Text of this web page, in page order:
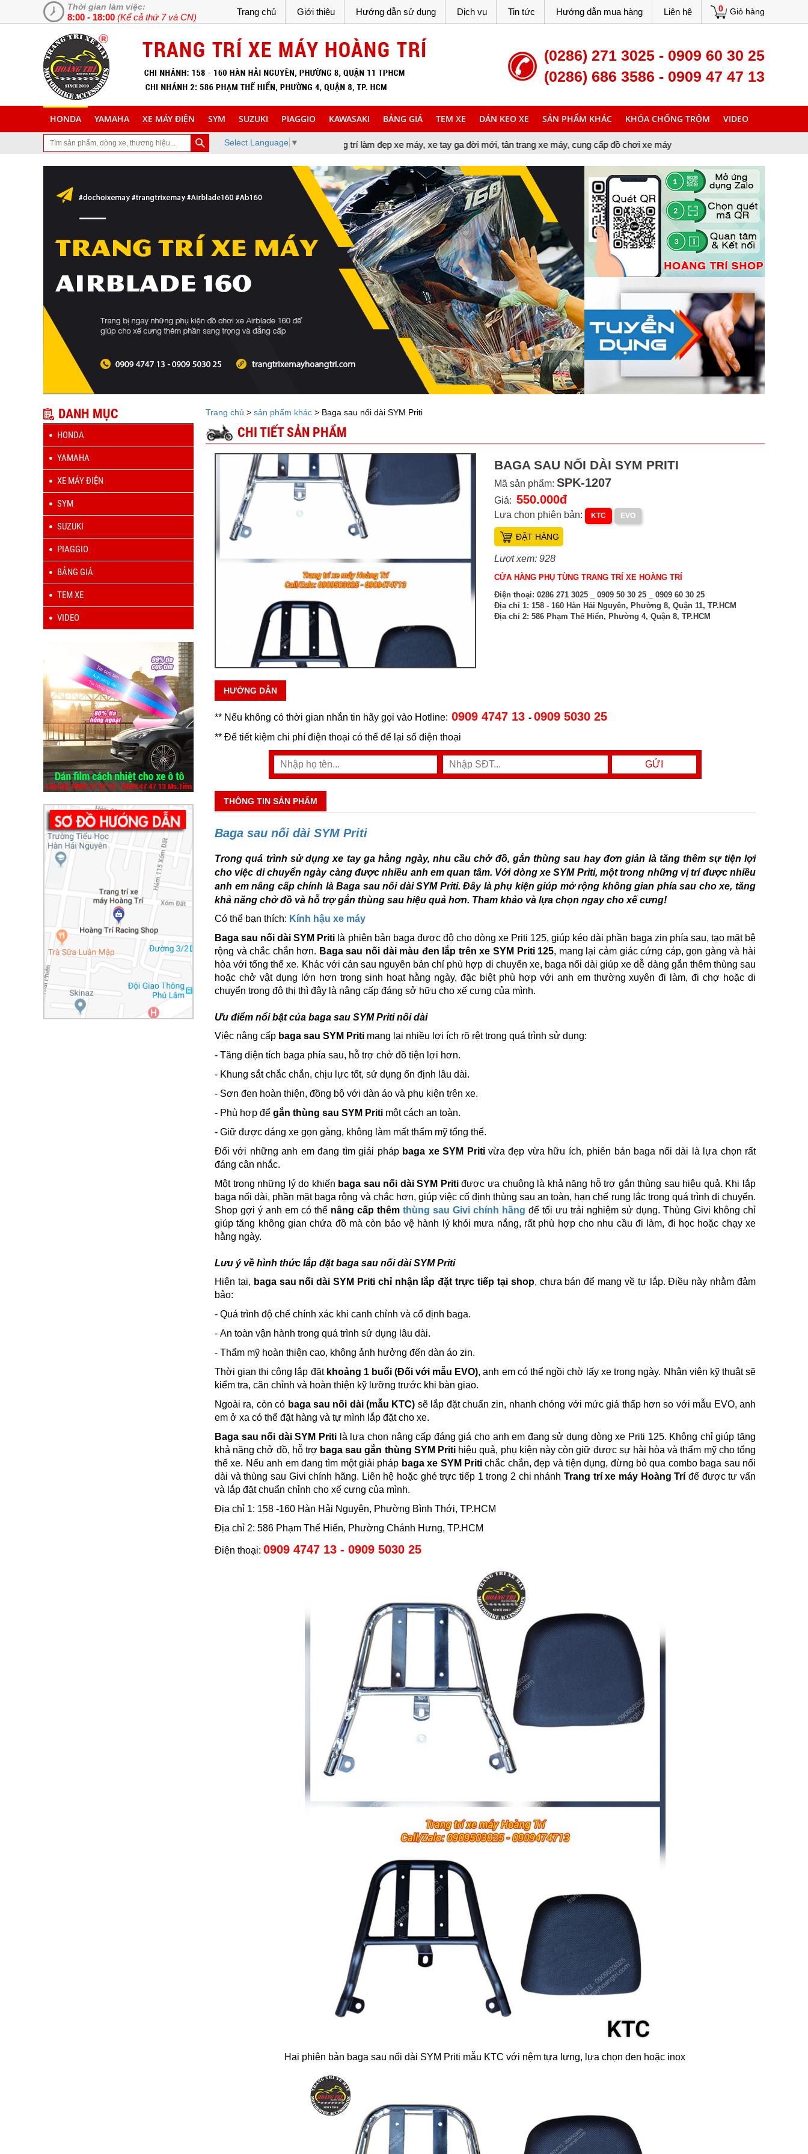
Thời gian làm việc:
8:00 - 18:00 (Kể cả thứ 7 và CN)
0 Giỏ hàng
Trang chủ Giới thiệu Hướng dẫn sử dụng Dịch vụ Tin tức Hướng dẫn mua hàng Liên hệ
(0286) 271 3025 - 0909 60 30 25
(0286) 686 3586 - 0909 47 47 13
HONDA YAMAHA XE MÁY ĐIỆN SYM SUZUKI PIAGGIO KAWASAKI BẢNG GIÁ TEM XE DÁN KEO XE SẢN PHẨM KHÁC KHÓA CHỐNG TRỘM VIDEO
Select Language ▼
đã ghé thăm trang Web chuyên cung cấp và lắp đặt phụ tùng inox trang trí làm đẹp xe máy, xe tay ga đời mới, tân trang xe máy, cung cấp đồ chơi xe máy
DANH MỤC
HONDA
YAMAHA
XE MÁY ĐIỆN
SYM
SUZUKI
PIAGGIO
BẢNG GIÁ
TEM XE
VIDEO
Trang chủ > sản phẩm khác> Baga sau nối dài SYM Priti
CHI TIẾT SẢN PHẨM
BAGA SAU NỐI DÀI SYM PRITI
Mã sản phẩm: SPK-1207
Giá: 550.000đ
Lựa chọn phiên bản: KTC EVO
ĐẶT HÀNG
Lượt xem: 928
CỬA HÀNG PHỤ TÙNG TRANG TRÍ XE HOÀNG TRÍ
Điện thoại: 0286 271 3025 _ 0909 50 30 25 _ 0909 60 30 25
Địa chỉ 1: 158 - 160 Hàn Hải Nguyên, Phường 8, Quận 11, TP.HCM
Địa chỉ 2: 586 Phạm Thế Hiển, Phường 4, Quận 8, TP.HCM
HƯỚNG DẪN
** Nếu không có thời gian nhắn tin hãy gọi vào Hotline: 0909 4747 13 - 0909 5030 25
** Để tiết kiệm chi phí điện thoại có thể để lại số điện thoại
THÔNG TIN SẢN PHẨM
Baga sau nối dài SYM Priti
Trong quá trình sử dụng xe tay ga hằng ngày, nhu cầu chở đồ, gắn thùng sau hay đơn giản là tăng thêm sự tiện lợi
cho việc di chuyển ngày càng được nhiều anh em quan tâm. Với dòng xe SYM Priti, một trong những vị trí được nhiều
anh em nâng cấp chính là Baga sau nối dài SYM Priti. Đây là phụ kiện giúp mở rộng không gian phía sau cho xe, tăng
khả năng chở đồ và hỗ trợ gắn thùng sau hiệu quả hơn. Tham khảo và lựa chọn ngay cho xế cưng!
Có thể bạn thích: Kính hậu xe máy
Baga sau nối dài SYM Priti là phiên bản baga được độ cho dòng xe Priti 125, giúp kéo dài phần baga zin phía sau, tạo mặt bệ
rộng và chắc chắn hơn. Baga sau nối dài màu đen lắp trên xe SYM Priti 125, mang lại cảm giác cứng cáp, gọn gàng và hài
hòa với tổng thể xe. Khác với cản sau nguyên bản chỉ phù hợp di chuyển xe, baga nối dài giúp xe dễ dàng gắn thêm thùng sau
hoặc chở vật dụng lớn hơn trong sinh hoạt hằng ngày, đặc biệt phù hợp với anh em thường xuyên đi làm, đi chợ hoặc di
chuyển trong đô thị thì đây là nâng cấp đáng sở hữu cho xế cưng của mình.
Ưu điểm nổi bật của baga sau SYM Priti nối dài
Việc nâng cấp baga sau SYM Pritimang lại nhiều lợi ích rõ rệt trong quá trình sử dụng:
- Tăng diện tích baga phía sau, hỗ trợ chở đồ tiện lợi hơn.
- Khung sắt chắc chắn, chịu lực tốt, sử dụng ổn định lâu dài.
- Sơn đen hoàn thiện, đồng bộ với dàn áo và phụ kiện trên xe.
- Phù hợp để gắn thùng sau SYM Pritimột cách an toàn.
- Giữ được dáng xe gọn gàng, không làm mất thẩm mỹ tổng thể.
Đối với những anh em đang tìm giải pháp baga xe SYM Pritivừa đẹp vừa hữu ích, phiên bản baga nối dài là lựa chọn rất
đáng cân nhắc.
Một trong những lý do khiến baga sau nối dài SYM Pritiđược ưa chuộng là khả năng hỗ trợ gắn thùng sau hiệu quả. Khi lắp
baga nối dài, phần mặt baga rộng và chắc hơn, giúp việc cố định thùng sau an toàn, hạn chế rung lắc trong quá trình di chuyển.
Shop gợi ý anh em có thể nâng cấp thêm thùng sau Givi chính hãng để tối ưu trải nghiệm sử dụng. Thùng Givi không chỉ
giúp tăng không gian chứa đồ mà còn bảo vệ hành lý khỏi mưa nắng, rất phù hợp cho nhu cầu đi làm, đi học hoặc chạy xe
hằng ngày.
Lưu ý về hình thức lắp đặt baga sau nối dài SYM Priti
Hiện tại, baga sau nối dài SYM Priti chỉ nhận lắp đặt trực tiếp tại shop, chưa bán để mang về tự lắp. Điều này nhằm đảm
bảo:
- Quá trình độ chế chính xác khi canh chỉnh và cố định baga.
- An toàn vận hành trong quá trình sử dụng lâu dài.
- Thẩm mỹ hoàn thiện cao, không ảnh hưởng đến dàn áo zin.
Thời gian thi công lắp đặt khoảng 1 buổi (Đối với mẫu EVO), anh em có thể ngồi chờ lấy xe trong ngày. Nhân viên kỹ thuật sẽ
kiểm tra, căn chỉnh và hoàn thiện kỹ lưỡng trước khi bàn giao.
Ngoài ra, còn có baga sau nối dài (mẫu KTC) sẽ lắp đặt chuẩn zin, nhanh chóng với mức giá thấp hơn so với mẫu EVO, anh
em ở xa có thể đặt hàng và tự mình lắp đặt cho xe.
Baga sau nối dài SYM Priti là lựa chọn nâng cấp đáng giá cho anh em đang sử dụng dòng xe Priti 125. Không chỉ giúp tăng
khả năng chở đồ, hỗ trợ baga sau gắn thùng SYM Priti hiệu quả, phụ kiện này còn giữ được sự hài hòa và thẩm mỹ cho tổng
thể xe. Nếu anh em đang tìm một giải pháp baga xe SYM Priti chắc chắn, đẹp và tiện dụng, đừng bỏ qua combo baga sau nối
dài và thùng sau Givi chính hãng. Liên hệ hoặc ghé trực tiếp 1 trong 2 chi nhánh Trang trí xe máy Hoàng Trí để được tư vấn
và lắp đặt chuẩn chỉnh cho xế cưng của mình.
Địa chỉ 1: 158 -160 Hàn Hải Nguyên, Phường Bình Thới, TP.HCM
Địa chỉ 2: 586 Phạm Thế Hiển, Phường Chánh Hưng, TP.HCM
Điện thoại: 0909 4747 13 - 0909 5030 25
Hai phiên bản baga sau nối dài SYM Priti mẫu KTC với nệm tựa lưng, lựa chọn đen hoặc inox